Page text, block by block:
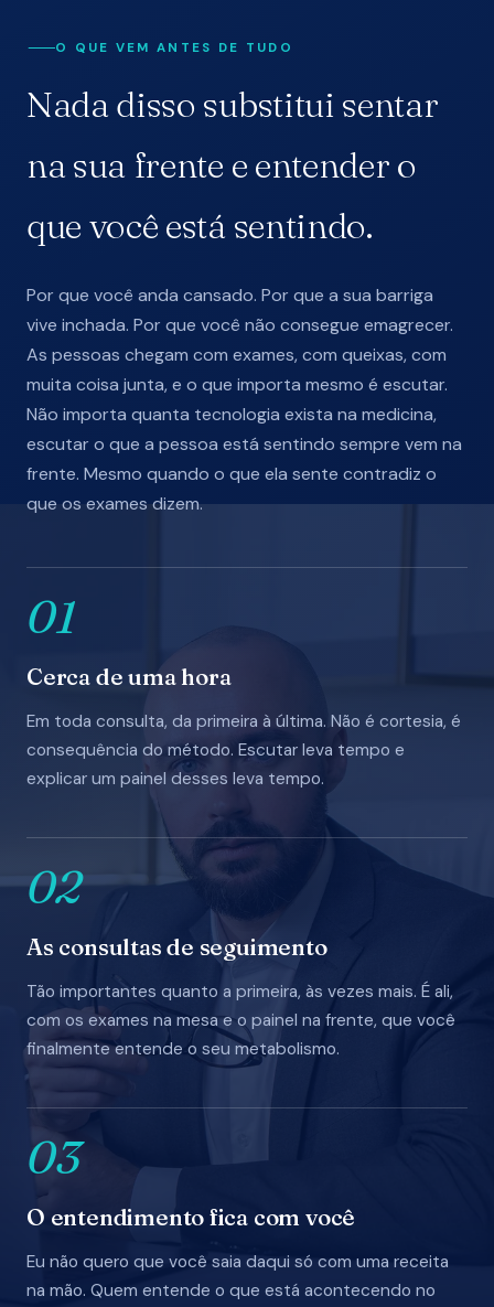
O QUE VEM ANTES DE TUDO
Nada disso substitui sentar
na sua frente e entender o
que você está sentindo.
Por que você anda cansado. Por que a sua barriga
vive inchada. Por que você não consegue emagrecer.
As pessoas chegam com exames, com queixas, com
muita coisa junta, e o que importa mesmo é escutar.
Não importa quanta tecnologia exista na medicina,
escutar o que a pessoa está sentindo sempre vem na
frente. Mesmo quando o que ela sente contradiz o
que os exames dizem.
01
Cerca de uma hora
Em toda consulta, da primeira à última. Não é cortesia, é
consequência do método. Escutar leva tempo e
explicar um painel desses leva tempo.
02
As consultas de seguimento
Tão importantes quanto a primeira, às vezes mais. É ali,
com os exames na mesa e o painel na frente, que você
finalmente entende o seu metabolismo.
03
O entendimento fica com você
Eu não quero que você saia daqui só com uma receita
na mão. Quem entende o que está acontecendo no